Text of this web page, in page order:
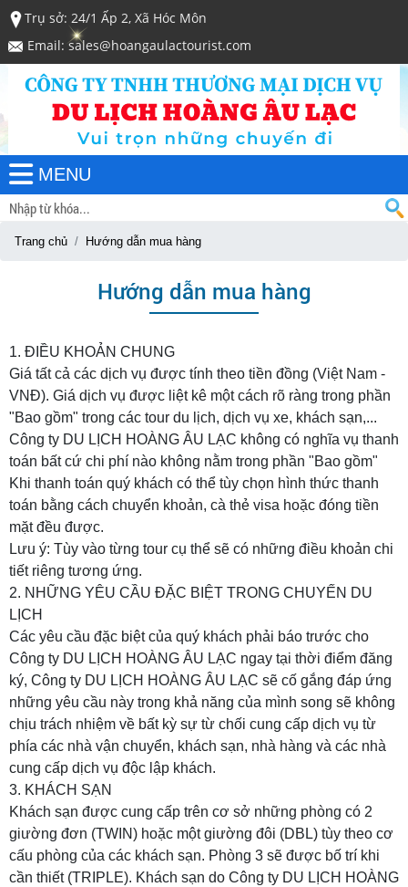
Trụ sở: 24/1 Ấp 2, Xã Hóc Môn
Email: sales@hoangaulactourist.com
MENU
Trang chủ Hướng dẫn mua hàng
Hướng dẫn mua hàng
1. ĐIỀU KHOẢN CHUNG
Giá tất cả các dịch vụ được tính theo tiền đồng (Việt Nam -
VNĐ). Giá dịch vụ được liệt kê một cách rõ ràng trong phần
"Bao gồm" trong các tour du lịch, dịch vụ xe, khách sạn,...
Công ty DU LỊCH HOÀNG ÂU LẠC không có nghĩa vụ thanh
toán bất cứ chi phí nào không nằm trong phần "Bao gồm"
Khi thanh toán quý khách có thể tùy chọn hình thức thanh
toán bằng cách chuyển khoản, cà thẻ visa hoặc đóng tiền
mặt đều được.
Lưu ý: Tùy vào từng tour cụ thể sẽ có những điều khoản chi
tiết riêng tương ứng.
2. NHỮNG YÊU CẦU ĐẶC BIỆT TRONG CHUYẾN DU
LỊCH
Các yêu cầu đặc biệt của quý khách phải báo trước cho
Công ty DU LỊCH HOÀNG ÂU LẠC ngay tại thời điểm đăng
ký, Công ty DU LỊCH HOÀNG ÂU LẠC sẽ cố gắng đáp ứng
những yêu cầu này trong khả năng của mình song sẽ không
chịu trách nhiệm về bất kỳ sự từ chối cung cấp dịch vụ từ
phía các nhà vận chuyển, khách sạn, nhà hàng và các nhà
cung cấp dịch vụ độc lập khách.
3. KHÁCH SẠN
Khách sạn được cung cấp trên cơ sở những phòng có 2
giường đơn (TWIN) hoặc một giường đôi (DBL) tùy theo cơ
cấu phòng của các khách sạn. Phòng 3 sẽ được bố trí khi
cần thiết (TRIPLE). Khách sạn do Công ty DU LỊCH HOÀNG